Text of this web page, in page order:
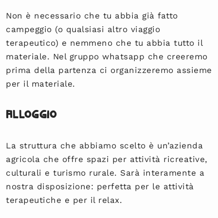
Non è necessario che tu abbia già fatto
campeggio (o qualsiasi altro viaggio
terapeutico) e nemmeno che tu abbia tutto il
materiale. Nel gruppo whatsapp che creeremo
prima della partenza ci organizzeremo assieme
per il materiale.
Alloggio
La struttura che abbiamo scelto è un’azienda
agricola che offre spazi per attività ricreative,
culturali e turismo rurale. Sarà interamente a
nostra disposizione: perfetta per le attività
terapeutiche e per il relax.